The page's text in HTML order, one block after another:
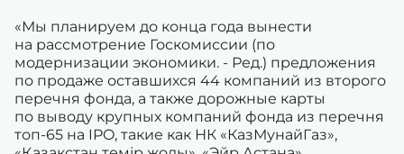
«Мы планируем до конца года вынести
на рассмотрение Госкомиссии (по
модернизации экономики. - Ред.) предложения
по продаже оставшихся 44 компаний из второго
перечня фонда, а также дорожные карты
по выводу крупных компаний фонда из перечня
топ-65 на IPO, такие как НК «КазМунайГаз»,